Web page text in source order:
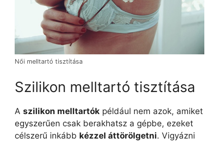
Női melltartó tisztítása
Szilikon melltartó tisztítása
A szilikon melltartók például nem azok, amiket
egyszerűen csak berakhatsz a gépbe, ezeket
célszerű inkább kézzel áttörölgetni. Vigyázni